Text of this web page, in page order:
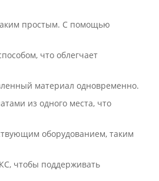
простым. С помощью
что облегчает
материал одновременно.
из одного места, что
оборудованием, таким
чтобы поддерживать